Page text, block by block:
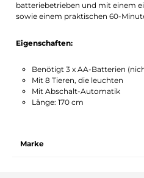
batteriebetrieben und mit einem
sowie einem praktischen 60-
Eigenschaften:
Benötigt 3 x AA-Batterien
Mit 8 Tieren, die leuchten
Mit Abschalt-Automatik
Länge: 170 cm
Marke